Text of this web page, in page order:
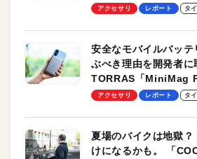
のモバイルユースに最
アクセサリ レポート タ
安全なモバイルバッ
ぶべき理由を開発者に
TORRAS「MiniMag
ーも
アクセサリ レポート タ
夏場のバイクは地獄
けになるかも。 「